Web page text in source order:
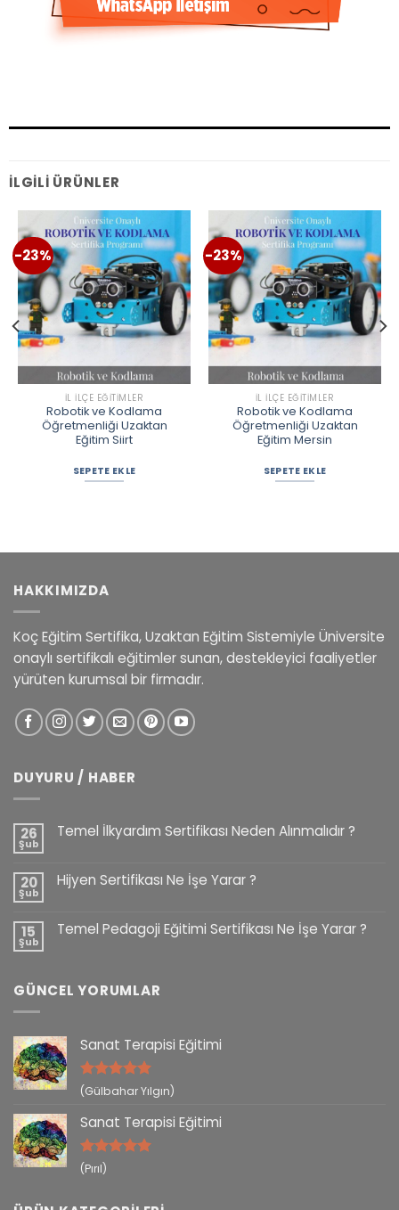
İLGILI ÜRÜNLER
-23%
İL İLÇE EĞITIMLER
Robotik ve Kodlama
Öğretmenliği Uzaktan
Eğitim Siirt
SEPETE EKLE
-23%
İL İLÇE EĞITIMLER
Robotik ve Kodlama
Öğretmenliği Uzaktan
Eğitim Mersin
SEPETE EKLE
HAKKIMIZDA
Koç Eğitim Sertifika, Uzaktan Eğitim Sistemiyle Üniversite
onaylı sertifikalı eğitimler sunan, destekleyici faaliyetler
yürüten kurumsal bir firmadır.
DUYURU / HABER
26
Şub
Temel İlkyardım Sertifikası Neden Alınmalıdır ?
20
Şub
Hijyen Sertifikası Ne İşe Yarar ?
15
Şub
Temel Pedagoji Eğitimi Sertifikası Ne İşe Yarar ?
GÜNCEL YORUMLAR
Sanat Terapisi Eğitimi
5 üzerinden
(Gülbahar Yılgın)
Sanat Terapisi Eğitimi
5 üzerinden
(Pırıl)